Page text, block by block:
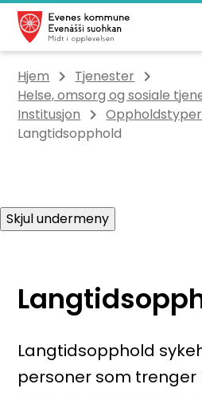
Evenes kommune
Du er her:
Hjem
Tjenester
Helse, omsorg og sosiale
Institusjon
Langtidsopphold
Skjul undermeny
Langtidsopphold
personer som trenger